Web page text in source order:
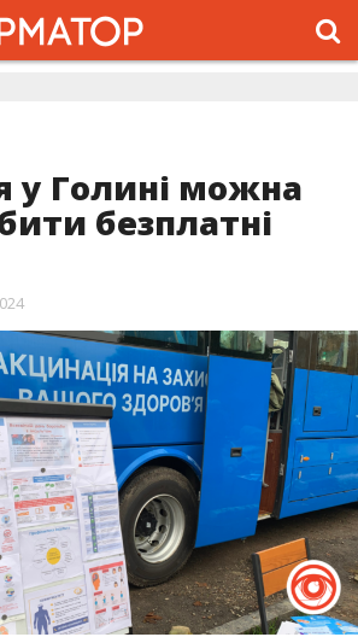
у Голині можна
безплатні